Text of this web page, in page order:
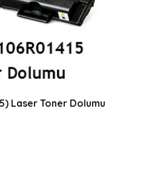
Laser Toner Dolumu